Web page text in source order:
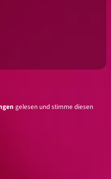
gelesen und stimme diesen